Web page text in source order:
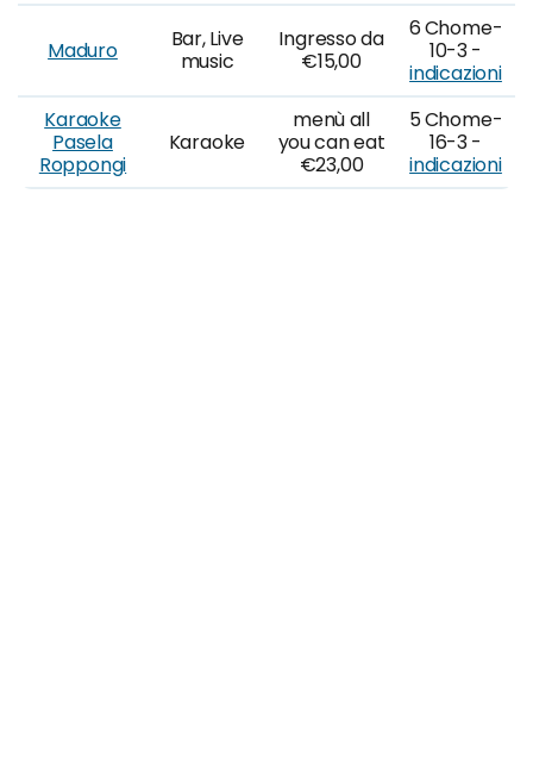
Maduro
Bar, Live
music
Ingresso da
€15,00
6 Chome-
10-3 -
indicazioni
Karaoke
Pasela
Roppongi
Karaoke
menù all
you can eat
€23,00
5 Chome-
16-3 -
indicazioni